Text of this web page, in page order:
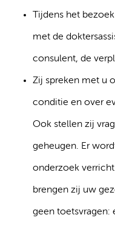
Tijdens het
met de
consulent, de
Zij spreken met u
conditie en over
Ook stellen zij
geheugen. Er
onderzoek
brengen zij uw
geen toetsvragen: